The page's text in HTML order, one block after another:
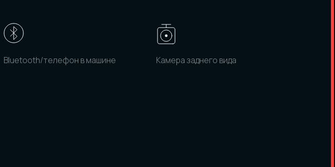
Bluetooth/телефон в машине Камера заднего вида